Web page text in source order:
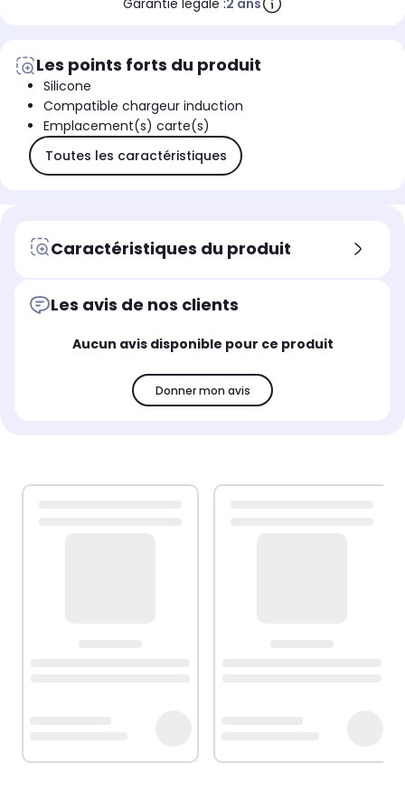
Garantie légale :2 ans
Les points forts du produit
Silicone
Compatible chargeur induction
Emplacement(s) carte(s)
Toutes les caractéristiques
Caractéristiques du produit
Les avis de nos clients
Aucun avis disponible pour ce produit
Donner mon avis